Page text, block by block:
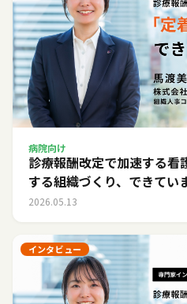
病院向け
診療報酬改定で加速する看
する組織づくり、できてい
2026.05.13
インタビュー